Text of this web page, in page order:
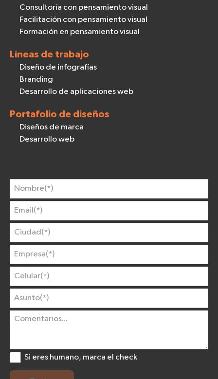
Consultoría con pensamiento visual
Facilitación con pensamiento visual
Formación en pensamiento visual
Líneas de trabajo
Diseño de infografías
Branding
Desarrollo de aplicaciones web
Portafolio de diseños
Diseños de marca
Desarrollo web
Si eres humano, marca el check